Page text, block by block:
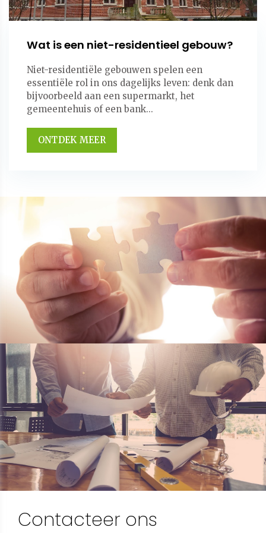
Wat is een niet-residentieel gebouw?
Niet-residentiële gebouwen spelen een
essentiële rol in ons dagelijks leven: denk dan
bijvoorbeeld aan een supermarkt, het
gemeentehuis of een bank...
ONTDEK MEER
Contacteer ons